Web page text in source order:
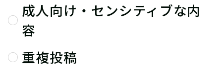
成人向け・センシティブな内
容
重複投稿